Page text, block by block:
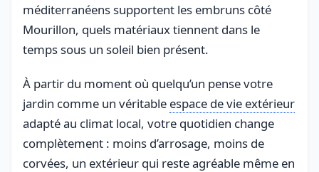
méditerranéens supportent les embruns côté
Mourillon, quels matériaux tiennent dans le
temps sous un soleil bien présent.
À partir du moment où quelqu’un pense votre
jardin comme un véritable espace de vie extérieur
adapté au climat local, votre quotidien change
complètement : moins d’arrosage, moins de
corvées, un extérieur qui reste agréable même en